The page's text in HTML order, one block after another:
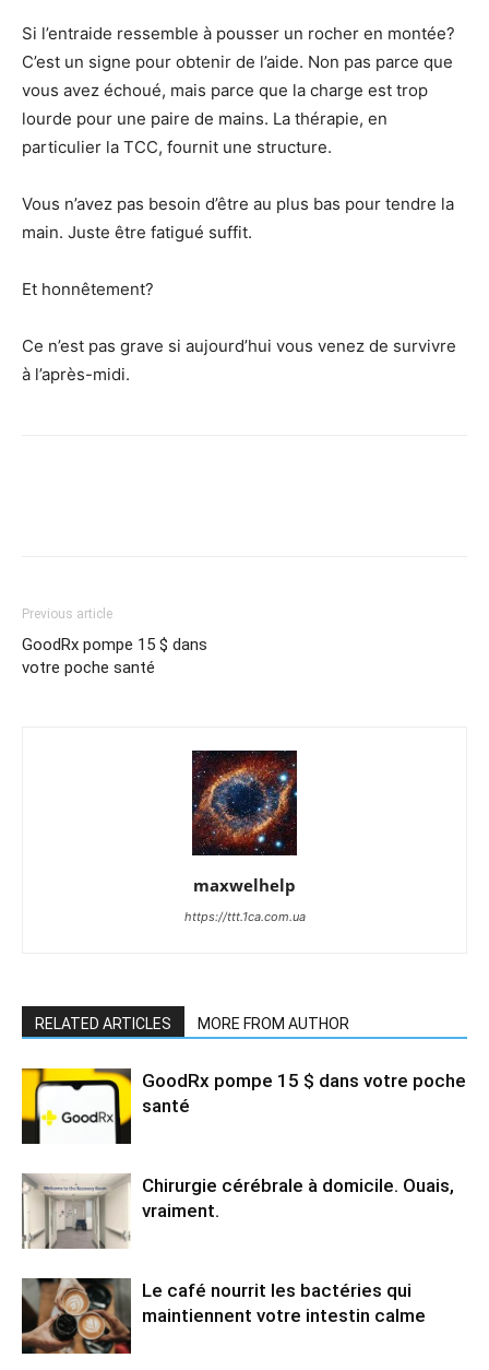
Si l’entraide ressemble à pousser un rocher en montée?
C’est un signe pour obtenir de l’aide. Non pas parce que
vous avez échoué, mais parce que la charge est trop
lourde pour une paire de mains. La thérapie, en
particulier la TCC, fournit une structure.
Vous n’avez pas besoin d’être au plus bas pour tendre la
main. Juste être fatigué suffit.
Et honnêtement?
Ce n’est pas grave si aujourd’hui vous venez de survivre
à l’après-midi.
Previous article
GoodRx pompe 15 $ dans
votre poche santé
maxwelhelp
https://ttt.1ca.com.ua
RELATED ARTICLES MORE FROM AUTHOR
GoodRx pompe 15 $ dans votre poche
santé
Chirurgie cérébrale à domicile. Ouais,
vraiment.
Le café nourrit les bactéries qui
maintiennent votre intestin calme